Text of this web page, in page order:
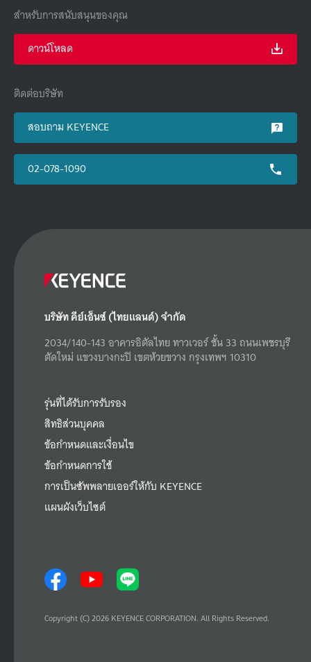
สำหรับการสนับสนุนของคุณ
ดาวน์โหลด
ติดต่อบริษัท
สอบถาม KEYENCE
02-078-1090
บริษัท คีย์เอ็นซ์ (ไทยแลนด์) จำกัด
2034/140-143 อาคารอิตัลไทย ทาวเวอร์ ชั้น 33 ถนนเพชรบุรี
ตัดใหม่ แขวงบางกะปิ เขตห้วยขวาง กรุงเทพฯ 10310
รุ่นที่ได้รับการรับรอง
สิทธิส่วนบุคคล
ข้อกำหนดและเงื่อนไข
ข้อกำหนดการใช้
การเป็นซัพพลายเออร์ให้กับ KEYENCE
แผนผังเว็บไซต์
Copyright (C) 2026 KEYENCE CORPORATION. All Rights Reserved.